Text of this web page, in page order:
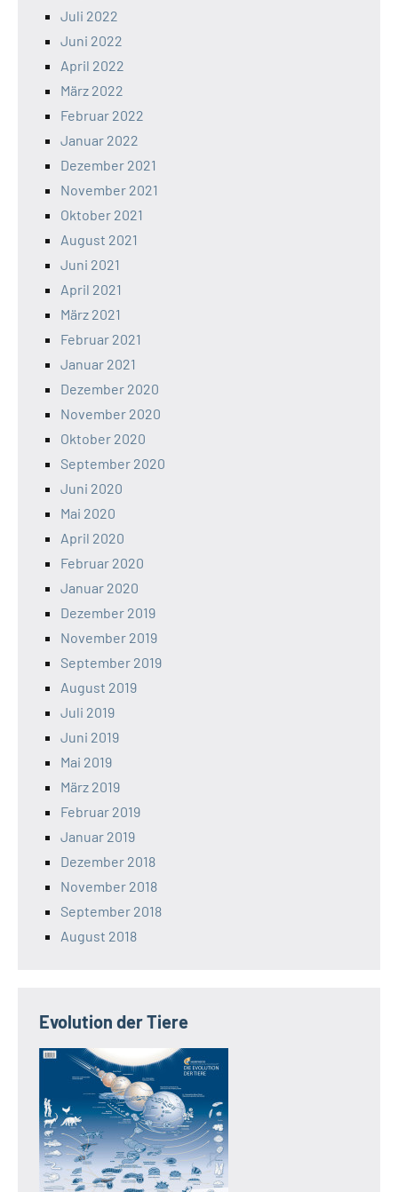
Juli 2022
Juni 2022
April 2022
März 2022
Februar 2022
Januar 2022
Dezember 2021
November 2021
Oktober 2021
August 2021
Juni 2021
April 2021
März 2021
Februar 2021
Januar 2021
Dezember 2020
November 2020
Oktober 2020
September 2020
Juni 2020
Mai 2020
April 2020
Februar 2020
Januar 2020
Dezember 2019
November 2019
September 2019
August 2019
Juli 2019
Juni 2019
Mai 2019
März 2019
Februar 2019
Januar 2019
Dezember 2018
November 2018
September 2018
August 2018
Evolution der Tiere